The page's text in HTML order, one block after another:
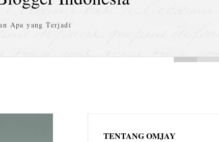
Apa yang Terjadi
TENTANG OMJAY